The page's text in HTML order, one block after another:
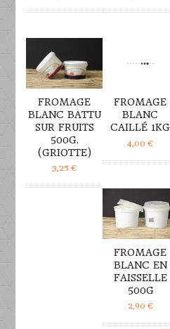
FROMAGE
BLANC BATTU
SUR FRUITS
500G.
(GRIOTTE)
3,25€
FROMAGE
BLANC
CAILLÉ 1KG
4,00€
FROMAGE
BLANC EN
FAISSELLE
500G
2,90 €